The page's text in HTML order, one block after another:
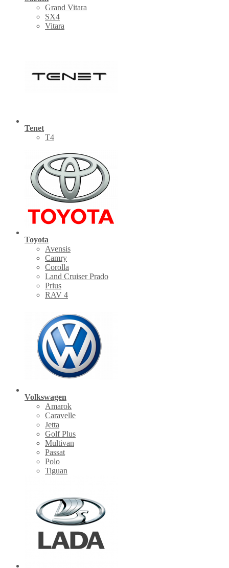
Grand Vitara
SX4
Vitara
Tenet
Т4
Toyota
Avensis
Camry
Corolla
Land Cruiser Prado
Prius
RAV 4
Volkswagen
Amarok
Caravelle
Jetta
Golf Plus
Multivan
Passat
Polo
Tiguan